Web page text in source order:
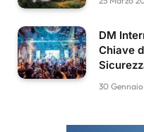
DM
Chiave
30